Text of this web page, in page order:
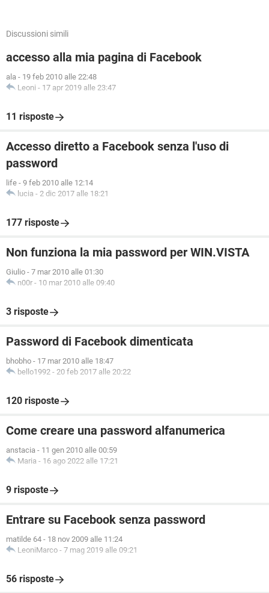
Discussioni simili
accesso alla mia pagina di Facebook
ala - 19 feb 2010 alle 22:48
Leoni - 17 apr 2019 alle 23:47
11 risposte
Accesso diretto a Facebook senza l'uso di
password
life - 9 feb 2010 alle 12:14
lucia - 2 dic 2017 alle 18:21
177 risposte
Non funziona la mia password per WIN.VISTA
Giulio - 7 mar 2010 alle 01:30
n00r - 10 mar 2010 alle 09:40
3 risposte
Password di Facebook dimenticata
bhobho - 17 mar 2010 alle 18:47
bello1992 - 20 feb 2017 alle 20:22
120 risposte
Come creare una password alfanumerica
anstacia - 11 gen 2010 alle 00:59
Maria - 16 ago 2022 alle 17:21
9 risposte
Entrare su Facebook senza password
matilde 64 - 18 nov 2009 alle 11:24
LeoniMarco - 7 mag 2019 alle 09:21
56 risposte